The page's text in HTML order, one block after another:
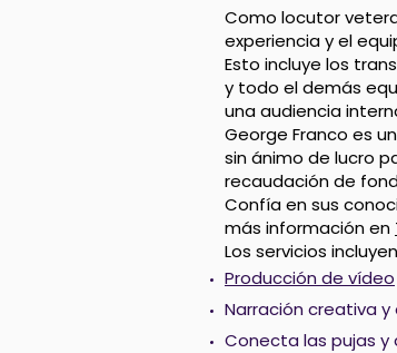
Como locutor
experiencia y el
Esto incluye los
y todo el demás
una audiencia
George Franco es
sin ánimo de lucro
recaudación de
Confía en sus
más información en
Los servicios
Producción de vídeo
Narración creativa y
Conecta las pujas